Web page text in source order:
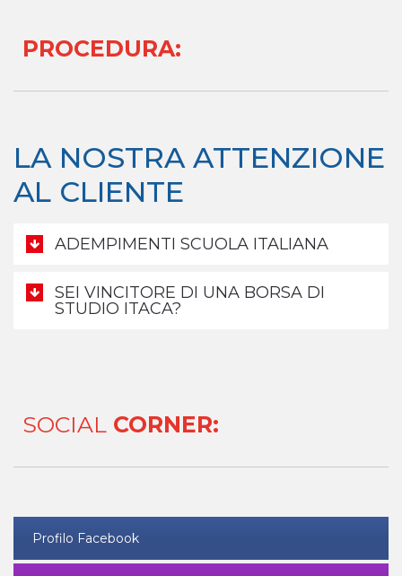
PROCEDURA:
LA NOSTRA ATTENZIONE
AL CLIENTE
ADEMPIMENTI SCUOLA ITALIANA
SEI VINCITORE DI UNA BORSA DI
STUDIO ITACA?
SOCIAL CORNER:
Profilo Facebook